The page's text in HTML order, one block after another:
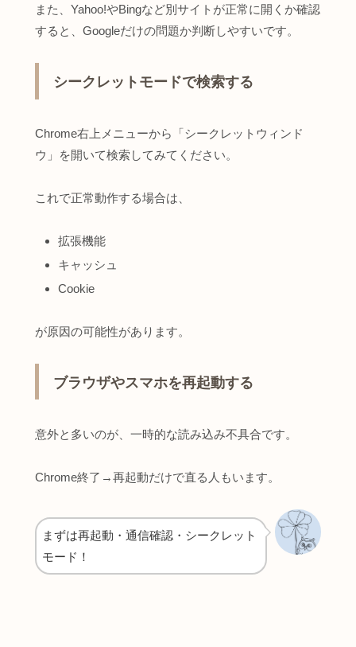
また、Yahoo!やBingなど別サイトが正常に開くか確認
すると、Googleだけの問題か判断しやすいです。
シークレットモードで検索する
Chrome右上メニューから「シークレットウィンド
ウ」を開いて検索してみてください。
これで正常動作する場合は、
拡張機能
キャッシュ
Cookie
が原因の可能性があります。
ブラウザやスマホを再起動する
意外と多いのが、一時的な読み込み不具合です。
Chrome終了→再起動だけで直る人もいます。
まずは再起動・通信確認・シークレット
モード！